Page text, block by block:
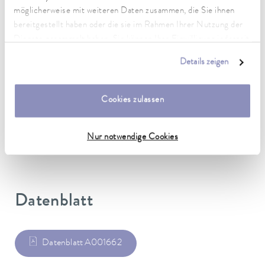
möglicherweise mit weiteren Daten zusammen, die Sie ihnen
bereitgestellt haben oder die sie im Rahmen Ihrer Nutzung der
Details zeigen
Cookies zulassen
Nur notwendige Cookies
DIN 12876)
Abmessungen (BxTxH)
Material
Datenblatt
Datenblatt A001662